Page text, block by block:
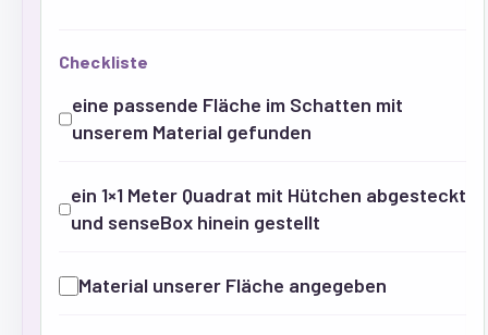
Checkliste
eine passende Fläche im Schatten mit
unserem Material gefunden
ein 1×1 Meter Quadrat mit Hütchen abgesteckt
und senseBox hinein gestellt
Material unserer Fläche angegeben